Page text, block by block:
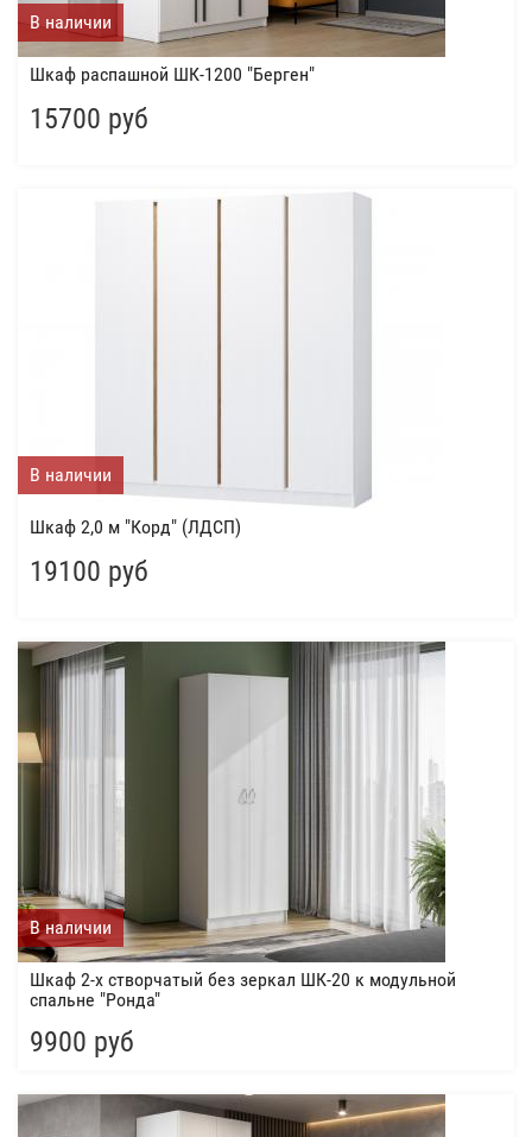
В наличии
Шкаф распашной ШК-1200 "Берген"
15700 руб
В наличии
Шкаф 2,0 м "Корд" (ЛДСП)
19100 руб
В наличии
Шкаф 2-х створчатый без зеркал ШК-20 к модульной
спальне "Ронда"
9900 руб